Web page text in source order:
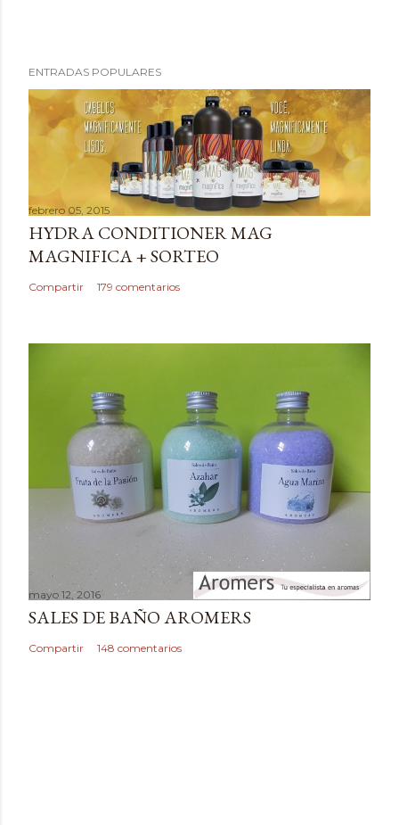
u
b
a
r
u
n
c
o
ENTRADAS POPULARES
febrero 05, 2015
HYDRA CONDITIONER MAG
MAGNIFICA + SORTEO
Compartir 179 comentarios
mayo 12, 2016
SALES DE BAÑO AROMERS
Compartir 148 comentarios